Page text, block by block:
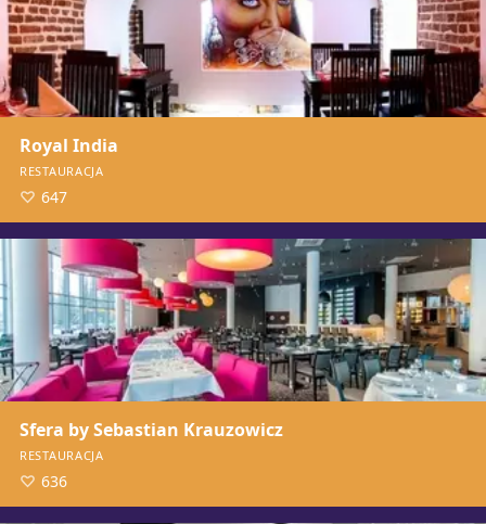
Royal India
RESTAURACJA
647
Sfera by Sebastian Krauzowicz
RESTAURACJA
636